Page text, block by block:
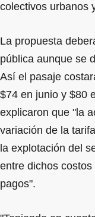
colectivos urbanos
La propuesta
pública aunque se
Así el pasaje
$74 en junio y $80
explicaron que "la
variación de la
la explotación del
entre dichos
pagos".